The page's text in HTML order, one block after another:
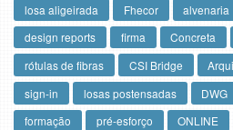
losa aligeirada
Fhecor alvenaria
design reports
firma Concreta
rótulas de fibras
CSI Bridge
sign-in
losas postensadas DWG
formação
pré-esforço ONLINE